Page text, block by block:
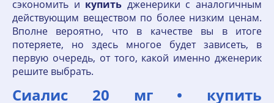
сэкономить и купить дженерики с аналогичным
действующим веществом по более низким ценам.
Вполне вероятно, что в качестве вы в итоге
потеряете, но здесь многое будет зависеть, в
первую очередь, от того, какой именно дженерик
решите выбрать.
Сиалис 20 мг • купить